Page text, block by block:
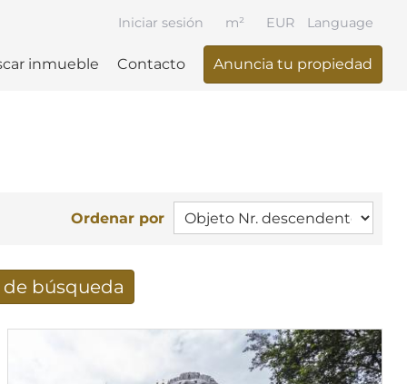
Language
inmueble Contacto Anuncia tu propiedad
Iniciar sesión EUR
m²
Ordenar por
búsqueda